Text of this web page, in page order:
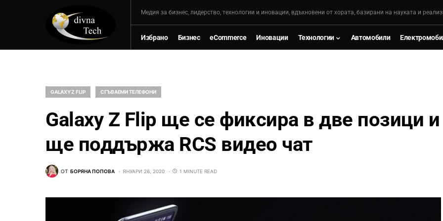
Mедия за бизнес, лидерство, технологии и иновации, вдъхновени от хората, базирани на науката и
Избрано Бизнес eCommerce Иновации Технологии Автомобили
GALAXY Z FLIP СГЪВАЕМИ ТЕЛЕФОНИ
Galaxy Z Flip ще се фиксира в две позици и
ще поддържа RCS видео чат
ОТ БОРЯНА ПОПОВА ЯНУАРИ 26, 2020 1 MINUTE READ